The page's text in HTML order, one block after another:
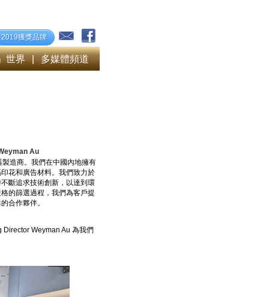
2019獲獎品牌
世界 | 多媒體頻道
Au
造商。我們在中國內地擁有
花和廣告材料。我們致力於
斷追求技術創新，以達到環
的篩選過程，我們為客戶提
合作夥伴。
Weyman Au 為我們